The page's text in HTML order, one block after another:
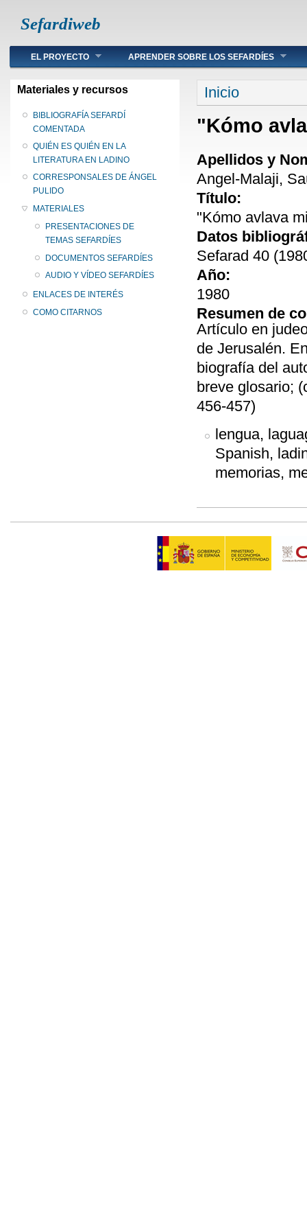
Sefardiweb
Main menu
EL PROYECTO APRENDER SOBRE LOS SEFARDÍES
Materiales y recursos
BIBLIOGRAFÍA SEFARDÍ
COMENTADA
QUIÉN ES QUIÉN EN LA
LITERATURA EN LADINO
CORRESPONSALES DE ÁNGEL
PULIDO
MATERIALES
PRESENTACIONES DE
TEMAS SEFARDÍES
DOCUMENTOS SEFARDÍES
AUDIO Y VÍDEO SEFARDÍES
ENLACES DE INTERÉS
COMO CITARNOS
Se encuentra
Inicio
"Kómo
Apellidos y
Angel-Malaji,
Título:
"Kómo avlava
Datos
Sefarad 40
Año:
1980
Resumen de
Artículo en
de Jerusalén.
biografía del
breve glosario;
456-457)
lengua,
Spanish,
memorias,